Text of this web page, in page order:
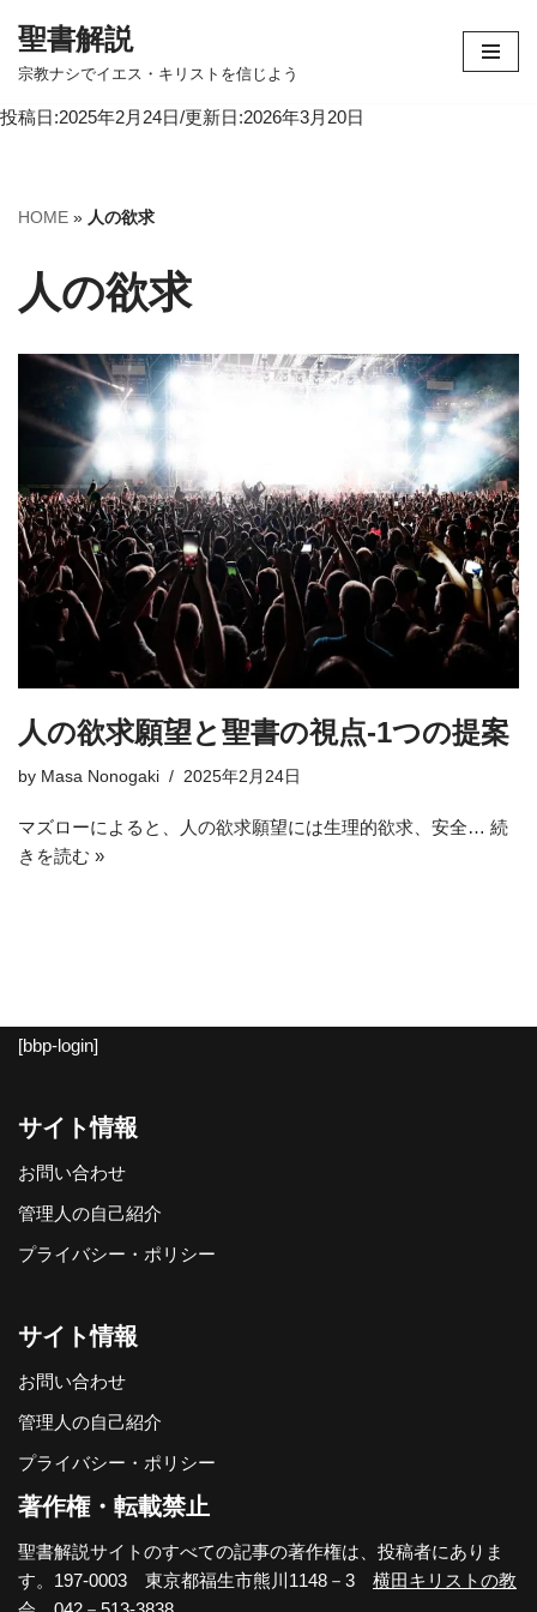
コ
テ
へ
ッ
聖書解説
宗教ナシでイエス・キリストを信じよう
投稿日:2025年2月24日/更新日:2026年3月20日
HOME » 人の欲求
人の欲求
人の欲求願望と聖書の視点-1つの提案
by Masa Nonogaki 2025年2月24日
マズローによると、人の欲求願望には生理的欲求、安全… 続
きを読む »
[bbp-login]
サイト情報
お問い合わせ
管理人の自己紹介
プライバシー・ポリシー
サイト情報
お問い合わせ
管理人の自己紹介
プライバシー・ポリシー
著作権・転載禁止
聖書解説サイトのすべての記事の著作権は、投稿者にありま
す。197-0003 東京都福生市熊川1148－3 横田キリストの教